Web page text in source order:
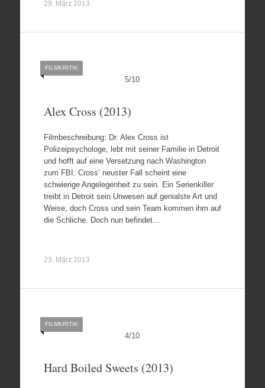
29. März 2013
5/10
FILMKRITIK
Alex Cross (2013)
Filmbeschreibung: Dr. Alex Cross ist
Polizeipsychologe, lebt mit seiner Familie in Detroit
und hofft auf eine Versetzung nach Washington
zum FBI. Cross’ neuster Fall scheint eine
schwierige Angelegenheit zu sein. Ein Serienkiller
treibt in Detroit sein Unwesen auf genialste Art und
Weise, doch Cross und sein Team kommen ihm auf
die Schliche. Doch nun befindet…
23. März 2013
4/10
FILMKRITIK
Hard Boiled Sweets (2013)